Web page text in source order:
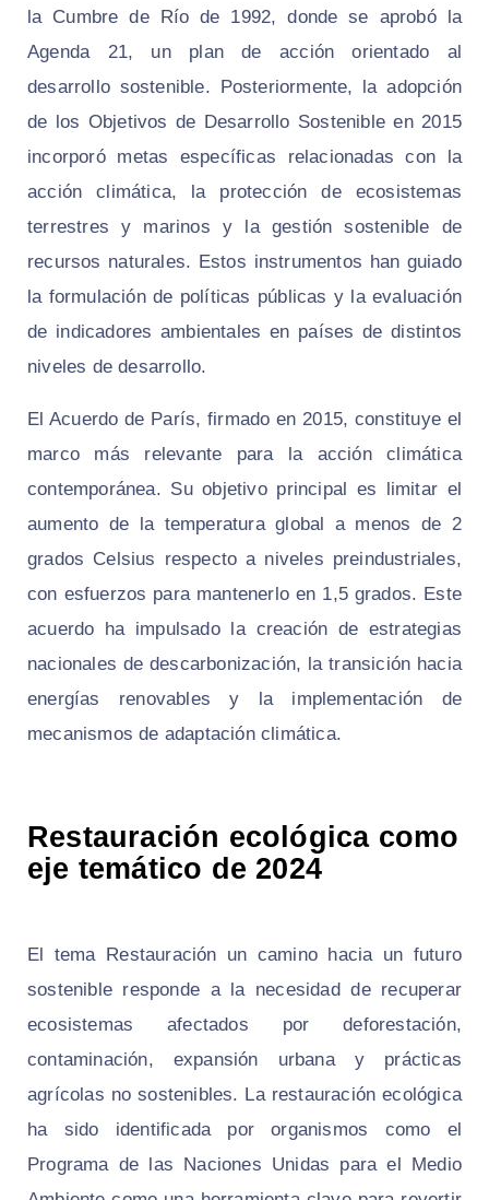
la Cumbre de Río de 1992, donde se aprobó la
Agenda 21, un plan de acción orientado al
desarrollo sostenible. Posteriormente, la adopción
de los Objetivos de Desarrollo Sostenible en 2015
incorporó metas específicas relacionadas con la
acción climática, la protección de ecosistemas
terrestres y marinos y la gestión sostenible de
recursos naturales. Estos instrumentos han guiado
la formulación de políticas públicas y la evaluación
de indicadores ambientales en países de distintos
niveles de desarrollo.
El Acuerdo de París, firmado en 2015, constituye el
marco más relevante para la acción climática
contemporánea. Su objetivo principal es limitar el
aumento de la temperatura global a menos de 2
grados Celsius respecto a niveles preindustriales,
con esfuerzos para mantenerlo en 1,5 grados. Este
acuerdo ha impulsado la creación de estrategias
nacionales de descarbonización, la transición hacia
energías renovables y la implementación de
mecanismos de adaptación climática.
Restauración ecológica como
eje temático de 2024
El tema Restauración un camino hacia un futuro
sostenible responde a la necesidad de recuperar
ecosistemas afectados por deforestación,
contaminación, expansión urbana y prácticas
agrícolas no sostenibles. La restauración ecológica
ha sido identificada por organismos como el
Programa de las Naciones Unidas para el Medio